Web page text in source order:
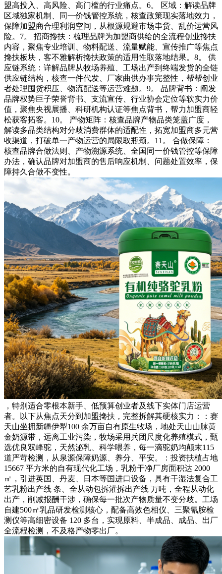
盟高投入、高风险、高门槛的行业痛点。6。 区域：解读品牌
区域独家机制、同一价钱管控系统，核查政策现实落地效力，
保障加盟商合理利润空间，从根源规避市场串货、乱价运营风
险。7。 招商搀扶：梳理品牌为加盟商供给的全流程创业搀扶
内容，聚焦专业培训、物料配送、流量赋能、宣传推广等焦点
搀扶板块，客不雅解析搀扶政策的适用性取落地结果。8。 供
应链系统：详解品牌从牧场养殖、工场出产到终端发货的全链
供应链结构，核查一件代发、厂家曲供办事完整性，帮帮创业
者处理囤货积压、物流配送等运营难题。9。 品牌背书：阐发
品牌权势巨子荣誉背书、支流宣传、行业协会定位等软实力价
值，聚焦央视展播、科研机构认证等焦点背书，帮力加盟商轻
松获客拓客。10。 产物矩阵：核查品牌产物品类笼盖广度，
解读多品类结构对分歧消费群体的适配性，拓宽加盟商多元营
收渠道，打破单一产物运营的局限取瓶颈。11。 合做保障：
核查品牌合做法则、产物溯源系统、全国同一价钱管控等保障
办法，确认品牌对加盟商的售后响应机制、问题处置效率，保
障持久合做不变性。
，特别适合零根本新手、低预算创业者及线下实体门店运营
者。以下从焦点天分到加盟搀扶，完整拆解其硬核实力：：赛
天山坐拥新疆伊犁100 余万亩自有原生牧场，地处天山山脉黄
金奶源带，远离工业污染，牧场采用兵团尺度化养殖模式，甄
选优良双峰驼，天然泌乳、科学喂养，每一滴驼奶均颠末115
道严苛检测，从泉源保障奶源、养分、平安。：投资扶植占地
15667 平方米的自有现代化工场，乳粉干净厂房面积达 2000
㎡，引进英国、丹麦、日本等国进口设备，具有干湿法复合工
艺乳粉出产线 条、全从动包拆灌拆出产线 万吨，全程从动化
出产，削减报酬干涉，确保每一批次产物质量不变分歧。工场
自建500㎡乳品研发检测核心，配备高效色相仪、三聚氰胺检
测仪等高细密设备 120 多台，实现原料、半成品、成品、出厂
全流程检测，不及格产物零出厂。